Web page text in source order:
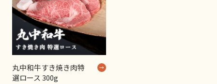
丸中和牛すき焼き肉特
選ロース 300g